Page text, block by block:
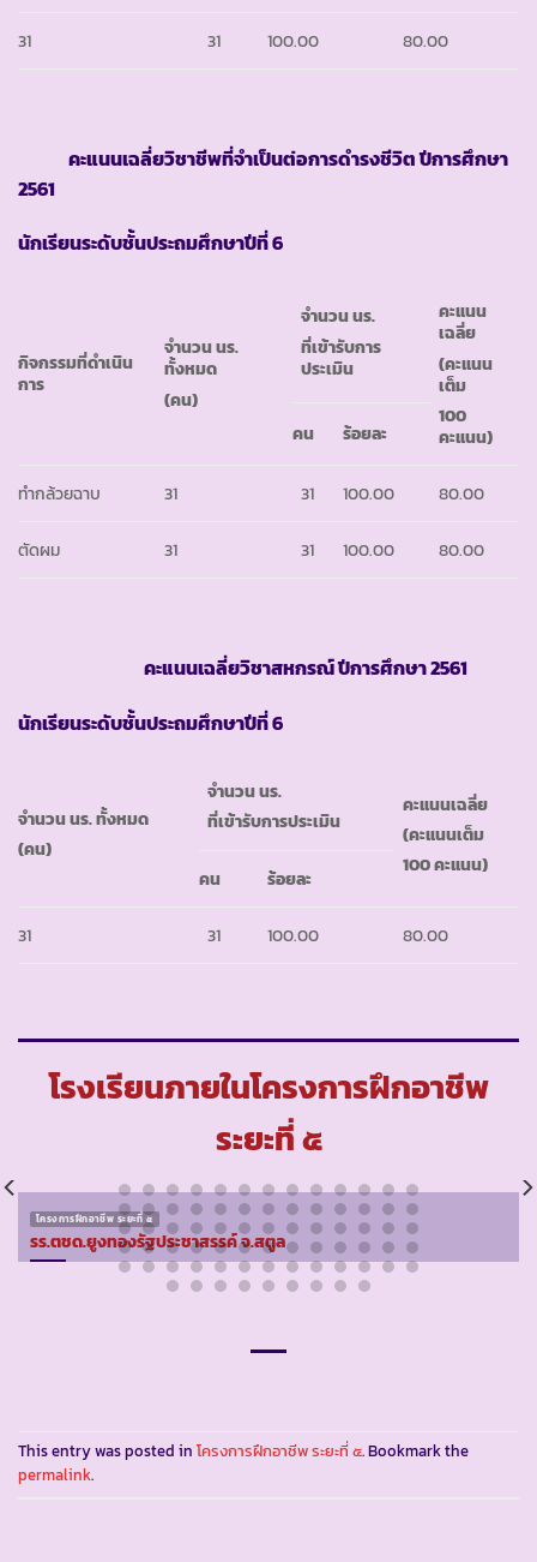
31 31 100.00 80.00
คะแนนเฉลี่ยวิชาชีพที่จำเป็นต่อการดำรงชีวิต ปีการศึกษา
2561
นักเรียนระดับชั้นประถมศึกษาปีที่ 6
กิจกรรมที่ดำเนิน
การ
จำนวน นร.
ทั้งหมด
(คน)
จำนวน นร.
ที่เข้ารับการ
ประเมิน
คะแนน
เฉลี่ย
(คะแนน
เต็ม
100
คะแนน)
คน ร้อยละ
ทำกล้วยฉาบ 31 31 100.00 80.00
ตัดผม 31 31 100.00 80.00
คะแนนเฉลี่ยวิชาสหกรณ์ ปีการศึกษา 2561
นักเรียนระดับชั้นประถมศึกษาปีที่ 6
จำนวน นร. ทั้งหมด
(คน)
จำนวน นร.
ที่เข้ารับการประเมิน
คะแนนเฉลี่ย
(คะแนนเต็ม
100 คะแนน)
คน ร้อยละ
31 31 100.00 80.00
โรงเรียนภายในโครงการฝึกอาชีพ
ระยะที่ ๕
โครงการฝึกอาชีพ ระยะที่ ๕
รร.ตชด.ยูงทองรัฐประชาสรรค์ จ.สตูล
This entry was posted in โครงการฝึกอาชีพ ระยะที่ ๕. Bookmark the
permalink.